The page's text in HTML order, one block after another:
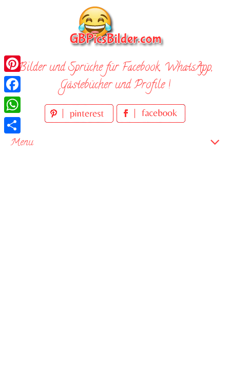
Bilder und Sprüche für Facebook, WhatsApp,
Gästebücher und Profile !
Menu
Pinterest
Facebook
WhatsApp
Teilen